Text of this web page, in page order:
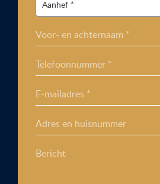
Voor- en achternaam *
Telefoonnummer *
E-mailadres *
Adres en huisnummer
Bericht